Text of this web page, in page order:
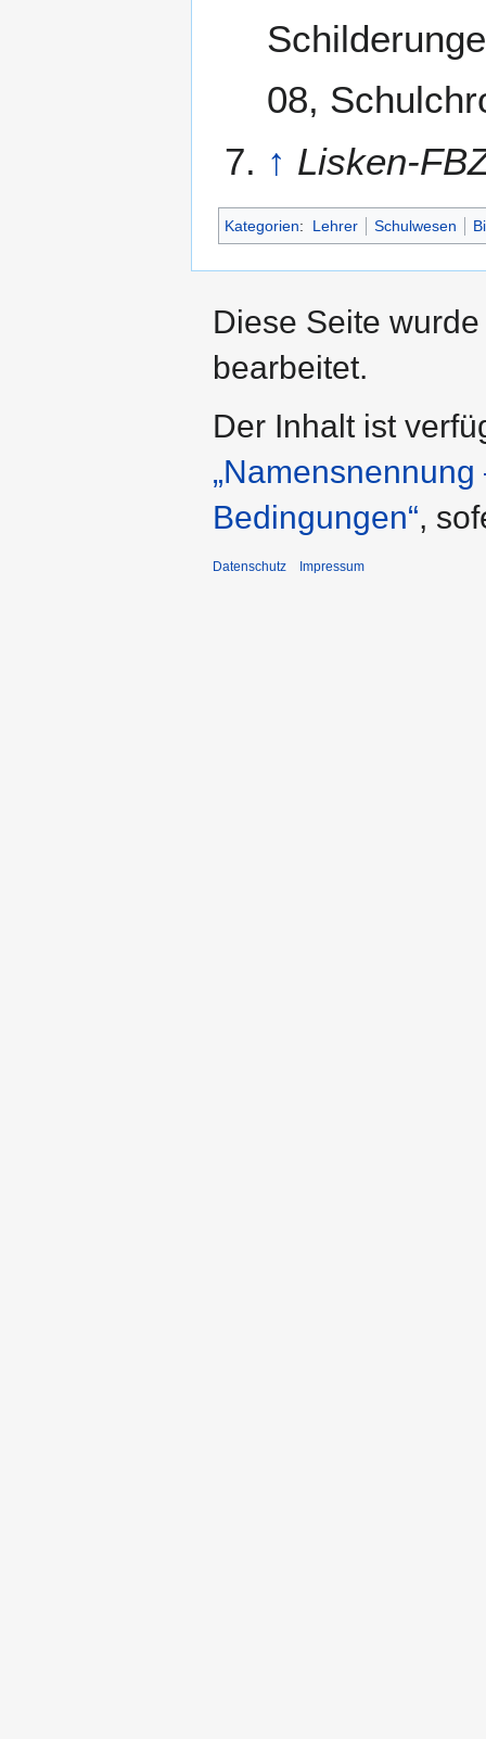
08,
↑ Lisken-
Kategorien: Lehrer Schulwesen
Diese Seite
bearbeitet.
Der Inhalt ist
Bedingungen“,
Datenschutz Impressum